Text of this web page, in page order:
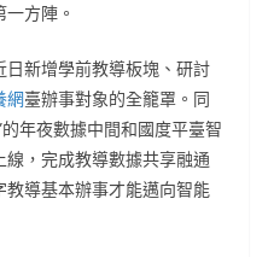
方陣。
新增學前教導板塊、研討
網臺辦事對象的全籠罩。同
年夜數據中間和國度平臺智
，完成教導數據共享融通
導基本辦事才能邁向智能